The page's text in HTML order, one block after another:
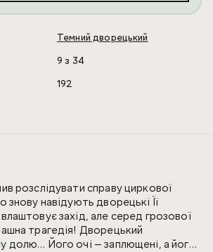
Темний дворецький
9 з 34
192
розслідувати справу циркової
знову навідують дворецькі Її
захід, але серед грозової
трагедія! Дворецький
долю… Його очі — заплющені, а його